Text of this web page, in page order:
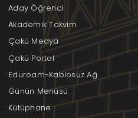
Aday Öğrenci
Akademik Takvim
Çakü Medya
Çakü Portal
Eduroam-Kablosuz Ağ
Günün Menüsü
Kütüphane